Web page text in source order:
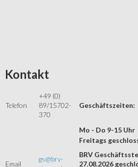
Kontakt
Telefon
+49 (0)
89/15702-
370
Geschäftszeiten:
Mo - Do 9-15 Uhr
Email
gs@brv-
Freitags
BRV
27.08.2026